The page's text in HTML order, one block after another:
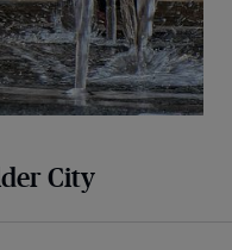
City